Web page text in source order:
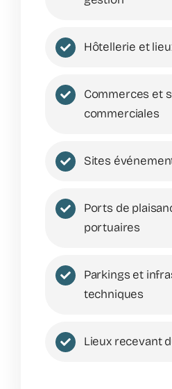
Hôtellerie et
Commerces et
commerciales
Sites
Ports de
portuaires
Parkings et
techniques
Lieux recevant